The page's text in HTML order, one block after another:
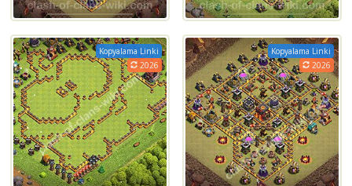
Kopyalama Linki
2026
Kopyalama Linki
2026